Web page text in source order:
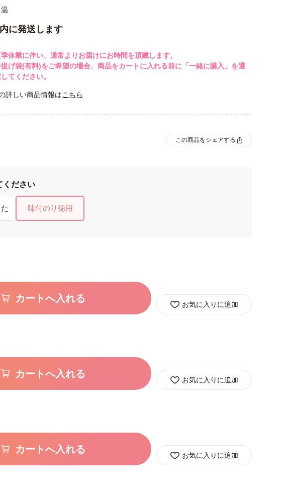
に発送します
休業に伴い、通常よりお届けにお時間を頂戴します。
げ袋(有料)をご希望の場合、商品をカートに入れる前に「一緒に購入」を選
てください。
詳しい商品情報はこちら
この商品をシェアする
ください
味付のり徳用
カートへ入れる
お気に入りに追加
カートへ入れる
お気に入りに追加
カートへ入れる
お気に入りに追加